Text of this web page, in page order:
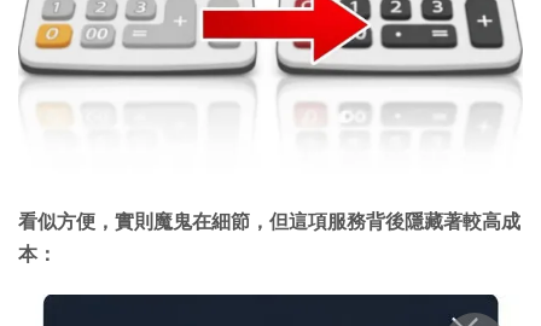
看似方便，實則魔鬼在細節，但這項服務背後隱藏著較高成
本：